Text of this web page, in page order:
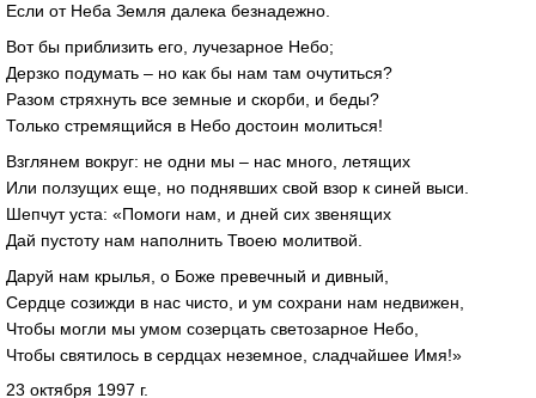
Если от Неба Земля далека безнадежно.
Вот бы приблизить его, лучезарное Небо;
Дерзко подумать – но как бы нам там очутиться?
Разом стряхнуть все земные и скорби, и беды?
Только стремящийся в Небо достоин молиться!
Взглянем вокруг: не одни мы – нас много, летящих
Или ползущих еще, но поднявших свой взор к синей выси.
Шепчут уста: «Помоги нам, и дней сих звенящих
Дай пустоту нам наполнить Твоею молитвой.
Даруй нам крылья, о Боже превечный и дивный,
Сердце созижди в нас чисто, и ум сохрани нам недвижен,
Чтобы могли мы умом созерцать светозарное Небо,
Чтобы святилось в сердцах неземное, сладчайшее Имя!»
23 октября 1997 г.